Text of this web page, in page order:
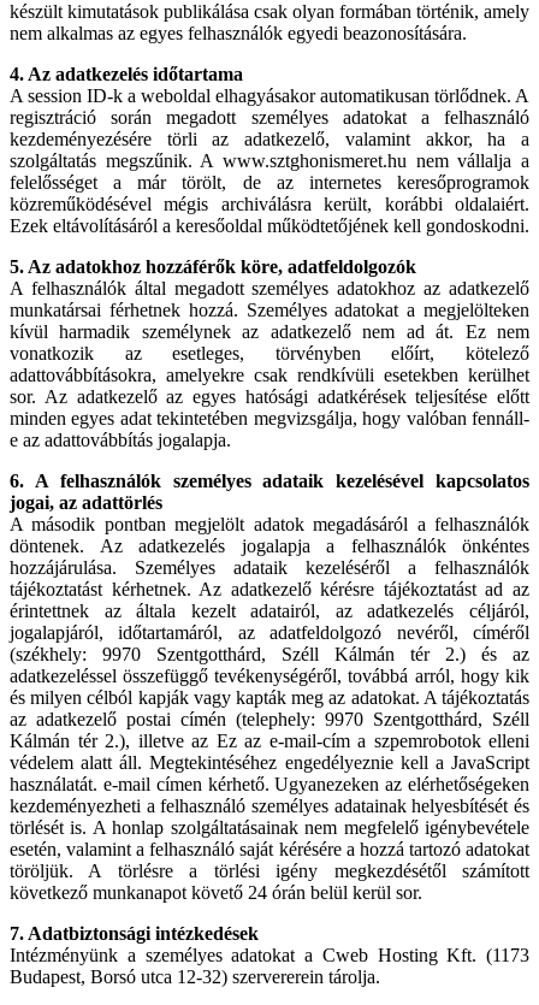
készült kimutatások publikálása csak olyan formában történik, amely
nem alkalmas az egyes felhasználók egyedi beazonosítására.
4. Az adatkezelés időtartama
A session ID-k a weboldal elhagyásakor automatikusan törlődnek. A
regisztráció során megadott személyes adatokat a felhasználó
kezdeményezésére törli az adatkezelő, valamint akkor, ha a
szolgáltatás megszűnik. A www.sztghonismeret.hu nem vállalja a
felelősséget a már törölt, de az internetes keresőprogramok
közreműködésével mégis archiválásra került, korábbi oldalaiért.
Ezek eltávolításáról a keresőoldal működtetőjének kell gondoskodni.
5. Az adatokhoz hozzáférők köre, adatfeldolgozók
A felhasználók által megadott személyes adatokhoz az adatkezelő
munkatársai férhetnek hozzá. Személyes adatokat a megjelölteken
kívül harmadik személynek az adatkezelő nem ad át. Ez nem
vonatkozik az esetleges, törvényben előírt, kötelező
adattovábbításokra, amelyekre csak rendkívüli esetekben kerülhet
sor. Az adatkezelő az egyes hatósági adatkérések teljesítése előtt
minden egyes adat tekintetében megvizsgálja, hogy valóban fennáll-
e az adattovábbítás jogalapja.
6. A felhasználók személyes adataik kezelésével kapcsolatos
jogai, az adattörlés
A második pontban megjelölt adatok megadásáról a felhasználók
döntenek. Az adatkezelés jogalapja a felhasználók önkéntes
hozzájárulása. Személyes adataik kezeléséről a felhasználók
tájékoztatást kérhetnek. Az adatkezelő kérésre tájékoztatást ad az
érintettnek az általa kezelt adatairól, az adatkezelés céljáról,
jogalapjáról, időtartamáról, az adatfeldolgozó nevéről, címéről
(székhely: 9970 Szentgotthárd, Széll Kálmán tér 2.) és az
adatkezeléssel összefüggő tevékenységéről, továbbá arról, hogy kik
és milyen célból kapják vagy kapták meg az adatokat. A tájékoztatás
az adatkezelő postai címén (telephely: 9970 Szentgotthárd, Széll
Kálmán tér 2.), illetve az Ez az e-mail-cím a szpemrobotok elleni
védelem alatt áll. Megtekintéséhez engedélyeznie kell a JavaScript
használatát. e-mail címen kérhető. Ugyanezeken az elérhetőségeken
kezdeményezheti a felhasználó személyes adatainak helyesbítését és
törlését is. A honlap szolgáltatásainak nem megfelelő igénybevétele
esetén, valamint a felhasználó saját kérésére a hozzá tartozó adatokat
töröljük. A törlésre a törlési igény megkezdésétől számított
következő munkanapot követő 24 órán belül kerül sor.
7. Adatbiztonsági intézkedések
Intézményünk a személyes adatokat a Cweb Hosting Kft. (1173
Budapest, Borsó utca 12-32) szervererein tárolja.